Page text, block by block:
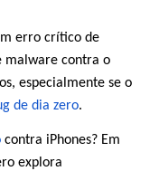
erro crítico de
malware contra o
especialmente se o
de dia zero.
contra iPhones? Em
explora